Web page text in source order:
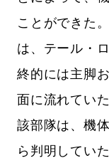
ことができた
は、テール・
終的には主脚
面に流れてい
該部隊は、機
ら判明してい